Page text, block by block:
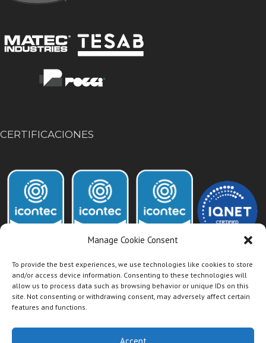
Manage Cookie Consent
To provide the best experiences, we use technologies like cookies to store
and/or access device information. Consenting to these technologies will
allow us to process data such as browsing behavior or unique IDs on this
site. Not consenting or withdrawing consent, may adversely affect certain
features and functions.
Accept
CERTIFICACIONES
Acceso Intranet Dismet